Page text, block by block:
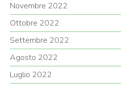
Novembre 2022
Ottobre 2022
Settembre 2022
Agosto 2022
Luglio 2022